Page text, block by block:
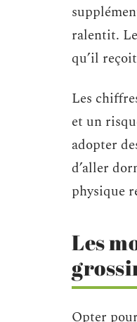
ralentit.
qu’il
Les
et un
adopter
d’aller
physique
Les
Opter